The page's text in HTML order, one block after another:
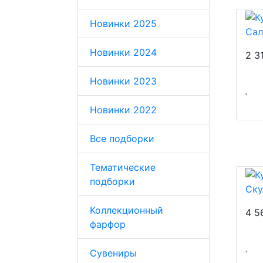
2
4
Новинки 2025
Новинки 2024
Новинки 2023
Новинки 2022
Все подборки
Тематические
подборки
Коллекционный
фарфор
Сувениры